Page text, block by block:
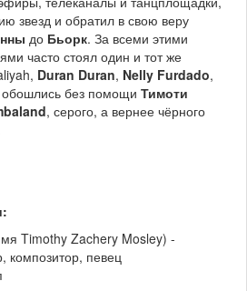
звезд и обратил в свою веру
до Бьорк. За всеми этими
часто стоял один и тот же
Duran Duran, Nelly Furdado,
без помощи Тимоти
, серого, а вернее чёрного
Timothy Zachery Mosley) -
композитор, певец